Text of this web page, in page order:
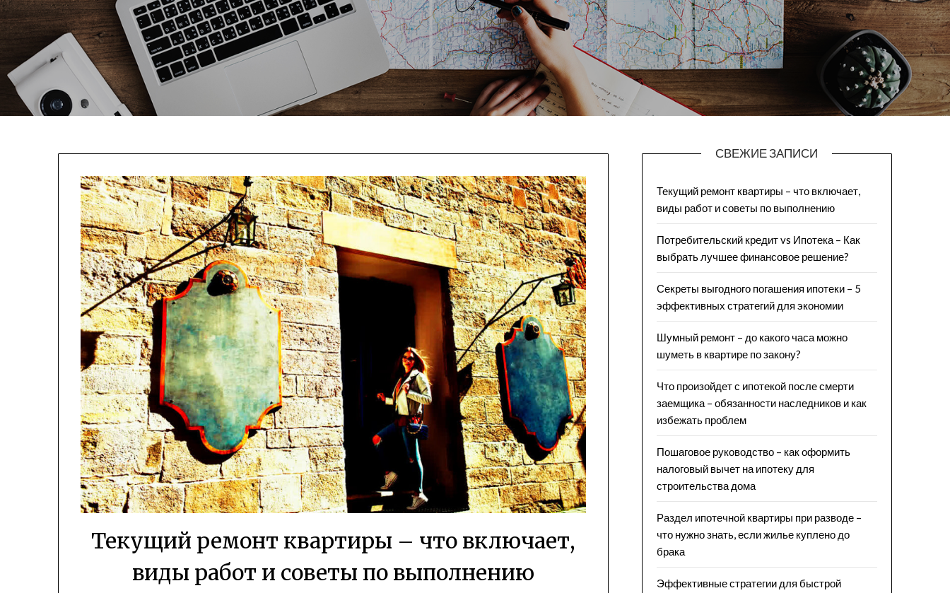
Текущий ремонт квартиры – что включает,
виды работ и советы по выполнению
СВЕЖИЕ ЗАПИСИ
Текущий ремонт квартиры – что включает,
виды работ и советы по выполнению
Потребительский кредит vs Ипотека – Как
выбрать лучшее финансовое решение?
Секреты выгодного погашения ипотеки – 5
эффективных стратегий для экономии
Шумный ремонт – до какого часа можно
шуметь в квартире по закону?
Что произойдет с ипотекой после смерти
заемщика – обязанности наследников и как
избежать проблем
Пошаговое руководство – как оформить
налоговый вычет на ипотеку для
строительства дома
Раздел ипотечной квартиры при разводе –
что нужно знать, если жилье куплено до
брака
Эффективные стратегии для быстрой